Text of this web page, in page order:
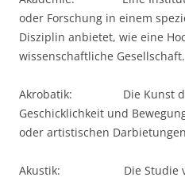
oder Forschung in einem
Disziplin anbietet, wie eine
wissenschaftliche Gesellschaft.
Akrobatik: Die Kunst der
Geschicklichkeit und
oder artistischen
Akustik: Die Studie von